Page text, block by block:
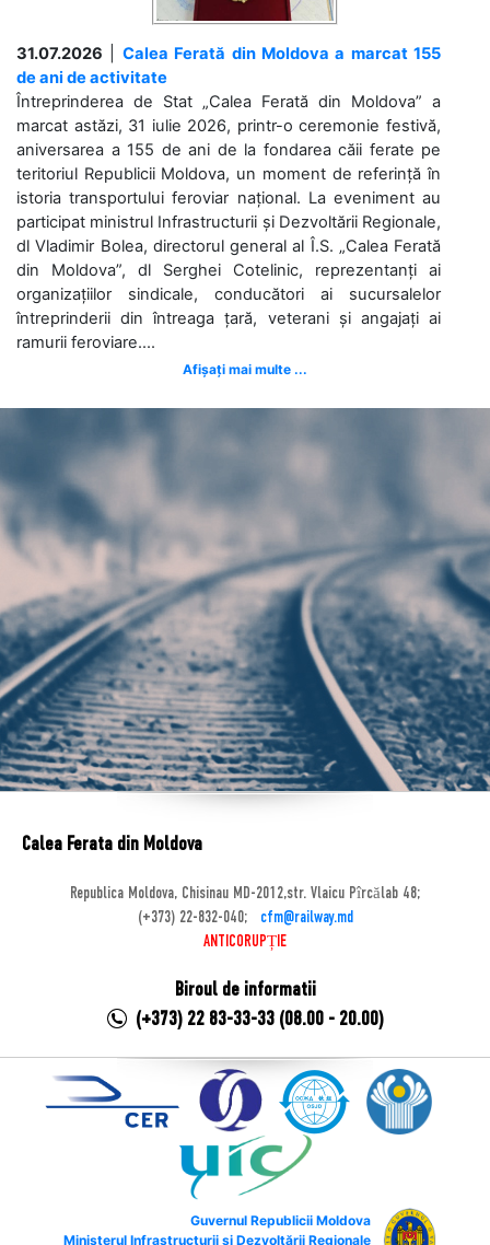
31.07.2026
Calea Ferată din Moldova a marcat 155
de ani de activitate
Întreprinderea de Stat „Calea Ferată din Moldova” a
marcat astăzi, 31 iulie 2026, printr-o ceremonie festivă,
aniversarea a 155 de ani de la fondarea căii ferate pe
teritoriul Republicii Moldova, un moment de referință în
istoria transportului feroviar național. La eveniment au
participat ministrul Infrastructurii și Dezvoltării Regionale,
dl Vladimir Bolea, directorul general al Î.S. „Calea Ferată
din Moldova”, dl Serghei Cotelinic, reprezentanți ai
organizațiilor sindicale, conducători ai sucursalelor
întreprinderii din întreaga țară, veterani și angajați ai
ramurii feroviare....
Afișați mai multe ...
Calea Ferata din Moldova
Republica Moldova, Chisinau MD-2012,str. Vlaicu Pîrcălab 48;
(+373) 22-832-040;
cfm@railway.md
ANTICORUPȚIE
Biroul de informatii
(+373) 22 83-33-33 (08.00 - 20.00)
Guvernul Republicii Moldova
Ministerul Infrastructurii și Dezvoltării Regionale